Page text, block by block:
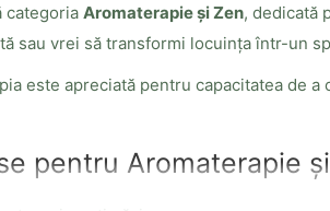
categoria Aromaterapie și Zen, dedicată
sau vrei să transformi locuința într-un
este apreciată pentru capacitatea de
pentru Aromaterapie